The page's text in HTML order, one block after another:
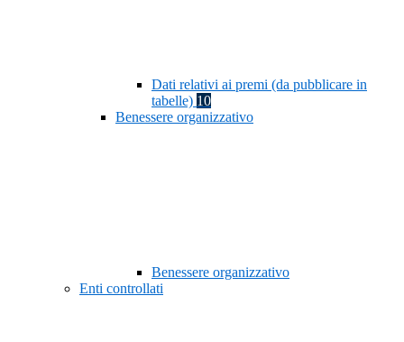
Dati relativi ai premi (da pubblicare in
tabelle) 10
Benessere organizzativo
Benessere organizzativo
Enti controllati